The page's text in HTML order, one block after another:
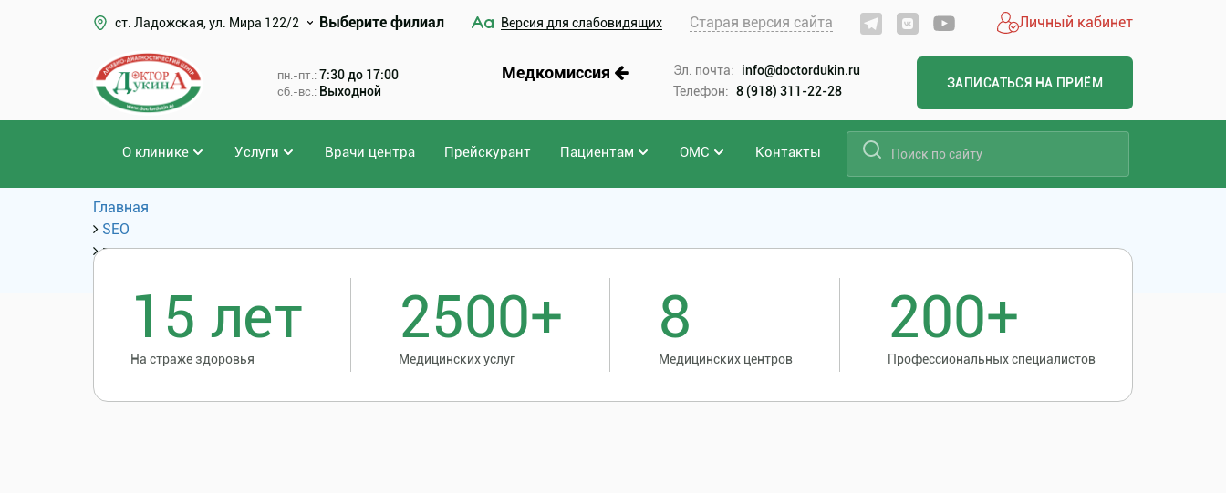
ст. Ладожская, ул. Мира 122/2 Выберите филиал Версия для слабовидящих Старая версия сайта Личный кабинет
пн.-пт.: 7:30 до 17:00
сб.-вс.: Выходной
Медкомиссия Эл. почта:
info@doctordukin.ru
Телефон: 8 (918) 311-22-28
ЗАПИСАТЬСЯ НА ПРИЁМ
О клинике Услуги Врачи центра Прейскурант Пациентам ОМС Контакты
Главная
SEO
продолжительность операции по удалению желчного пузыря
15 лет
На страже здоровья
2500+
Медицинских услуг
8
Медицинских центров
200+
Профессиональных специалистов